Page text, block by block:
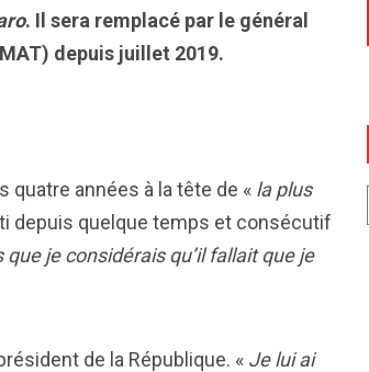
. Il sera remplacé par le général
depuis juillet 2019.
quatre années à la tête de « la plus
depuis quelque temps et consécutif
je considérais qu’il fallait que je
de la République. « Je lui ai